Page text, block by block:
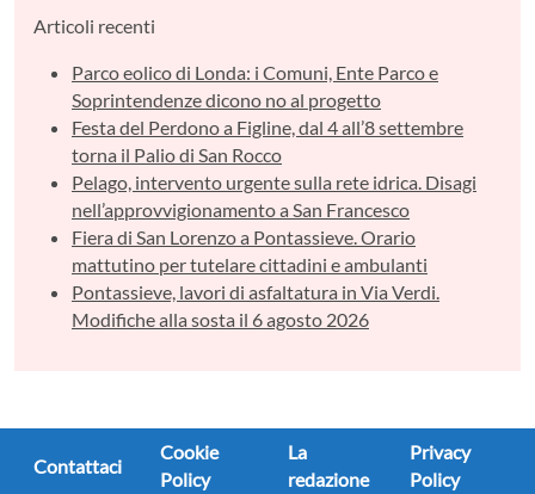
Articoli recenti
Parco eolico di Londa: i Comuni, Ente Parco e
Soprintendenze dicono no al progetto
Festa del Perdono a Figline, dal 4 all’8 settembre
torna il Palio di San Rocco
Pelago, intervento urgente sulla rete idrica. Disagi
nell’approvvigionamento a San Francesco
Fiera di San Lorenzo a Pontassieve. Orario
mattutino per tutelare cittadini e ambulanti
Pontassieve, lavori di asfaltatura in Via Verdi.
Modifiche alla sosta il 6 agosto 2026
Contattaci
Cookie
Policy
La
redazione
Privacy
Policy